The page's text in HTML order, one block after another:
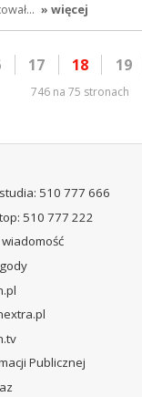
» więcej
17 18 19
746 na 75 stronach
510 777 666
510 777 222
Publicznej